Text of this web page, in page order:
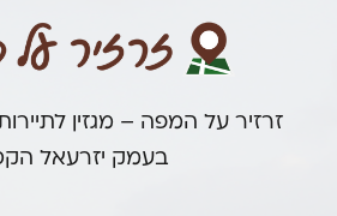
זרזיר על המפה – מגזין
בעמק יזרעאל